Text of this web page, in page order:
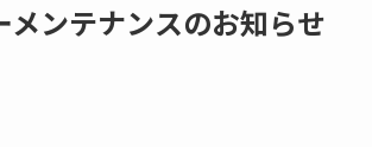
メンテナンスのお知らせ